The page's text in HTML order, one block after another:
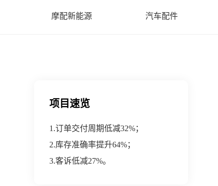
摩配新能源 汽车配件
项目速览
1.订单交付周期低减32%；
2.库存准确率提升64%；
3.客诉低减27%。